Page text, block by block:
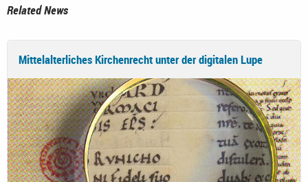
Related News
Mittelalterliches Kirchenrecht unter der digitalen Lupe